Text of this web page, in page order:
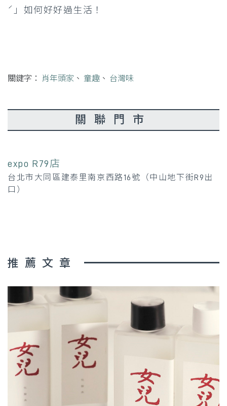
ˊ」如何好好過生活！
關鍵字： 肖年頭家 、 童趣 、 台灣味
關聯門市
expo R79店
台北市大同區建泰里南京西路16號（中山地下街R9出
口）
推薦文章